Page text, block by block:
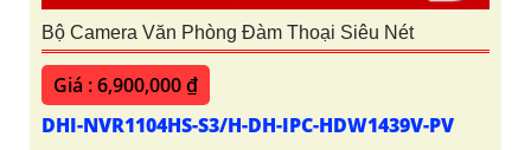
Bộ Camera Văn Phòng Đàm Thoại Siêu Nét
Giá : 6,900,000 ₫
DHI-NVR1104HS-S3/H-DH-IPC-HDW1439V-PV